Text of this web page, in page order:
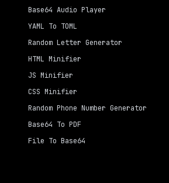
Base64 Audio Player
YAML To TOML
Random Letter Generator
HTML Minifier
JS Minifier
CSS Minifier
Random Phone Number Generator
Base64 To PDF
File To Base64